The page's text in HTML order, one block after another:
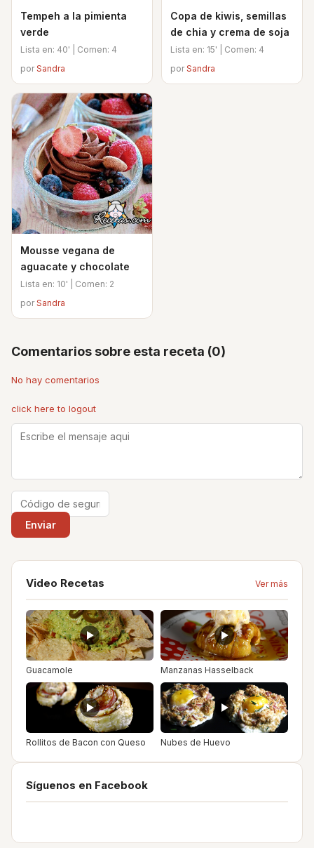
Tempeh a la pimienta
verde
Lista en: 40' | Comen: 4
porSandra
Copa de kiwis, semillas
de chia y crema de soja
Lista en: 15' | Comen: 4
porSandra
Mousse vegana de
aguacate y chocolate
Lista en: 10' | Comen: 2
porSandra
Comentarios sobre esta receta (0)
No hay comentarios
click here to logout
Video Recetas Ver más
Guacamole Manzanas Hasselback
Rollitos de Bacon con Queso Nubes de Huevo
Síguenos en Facebook